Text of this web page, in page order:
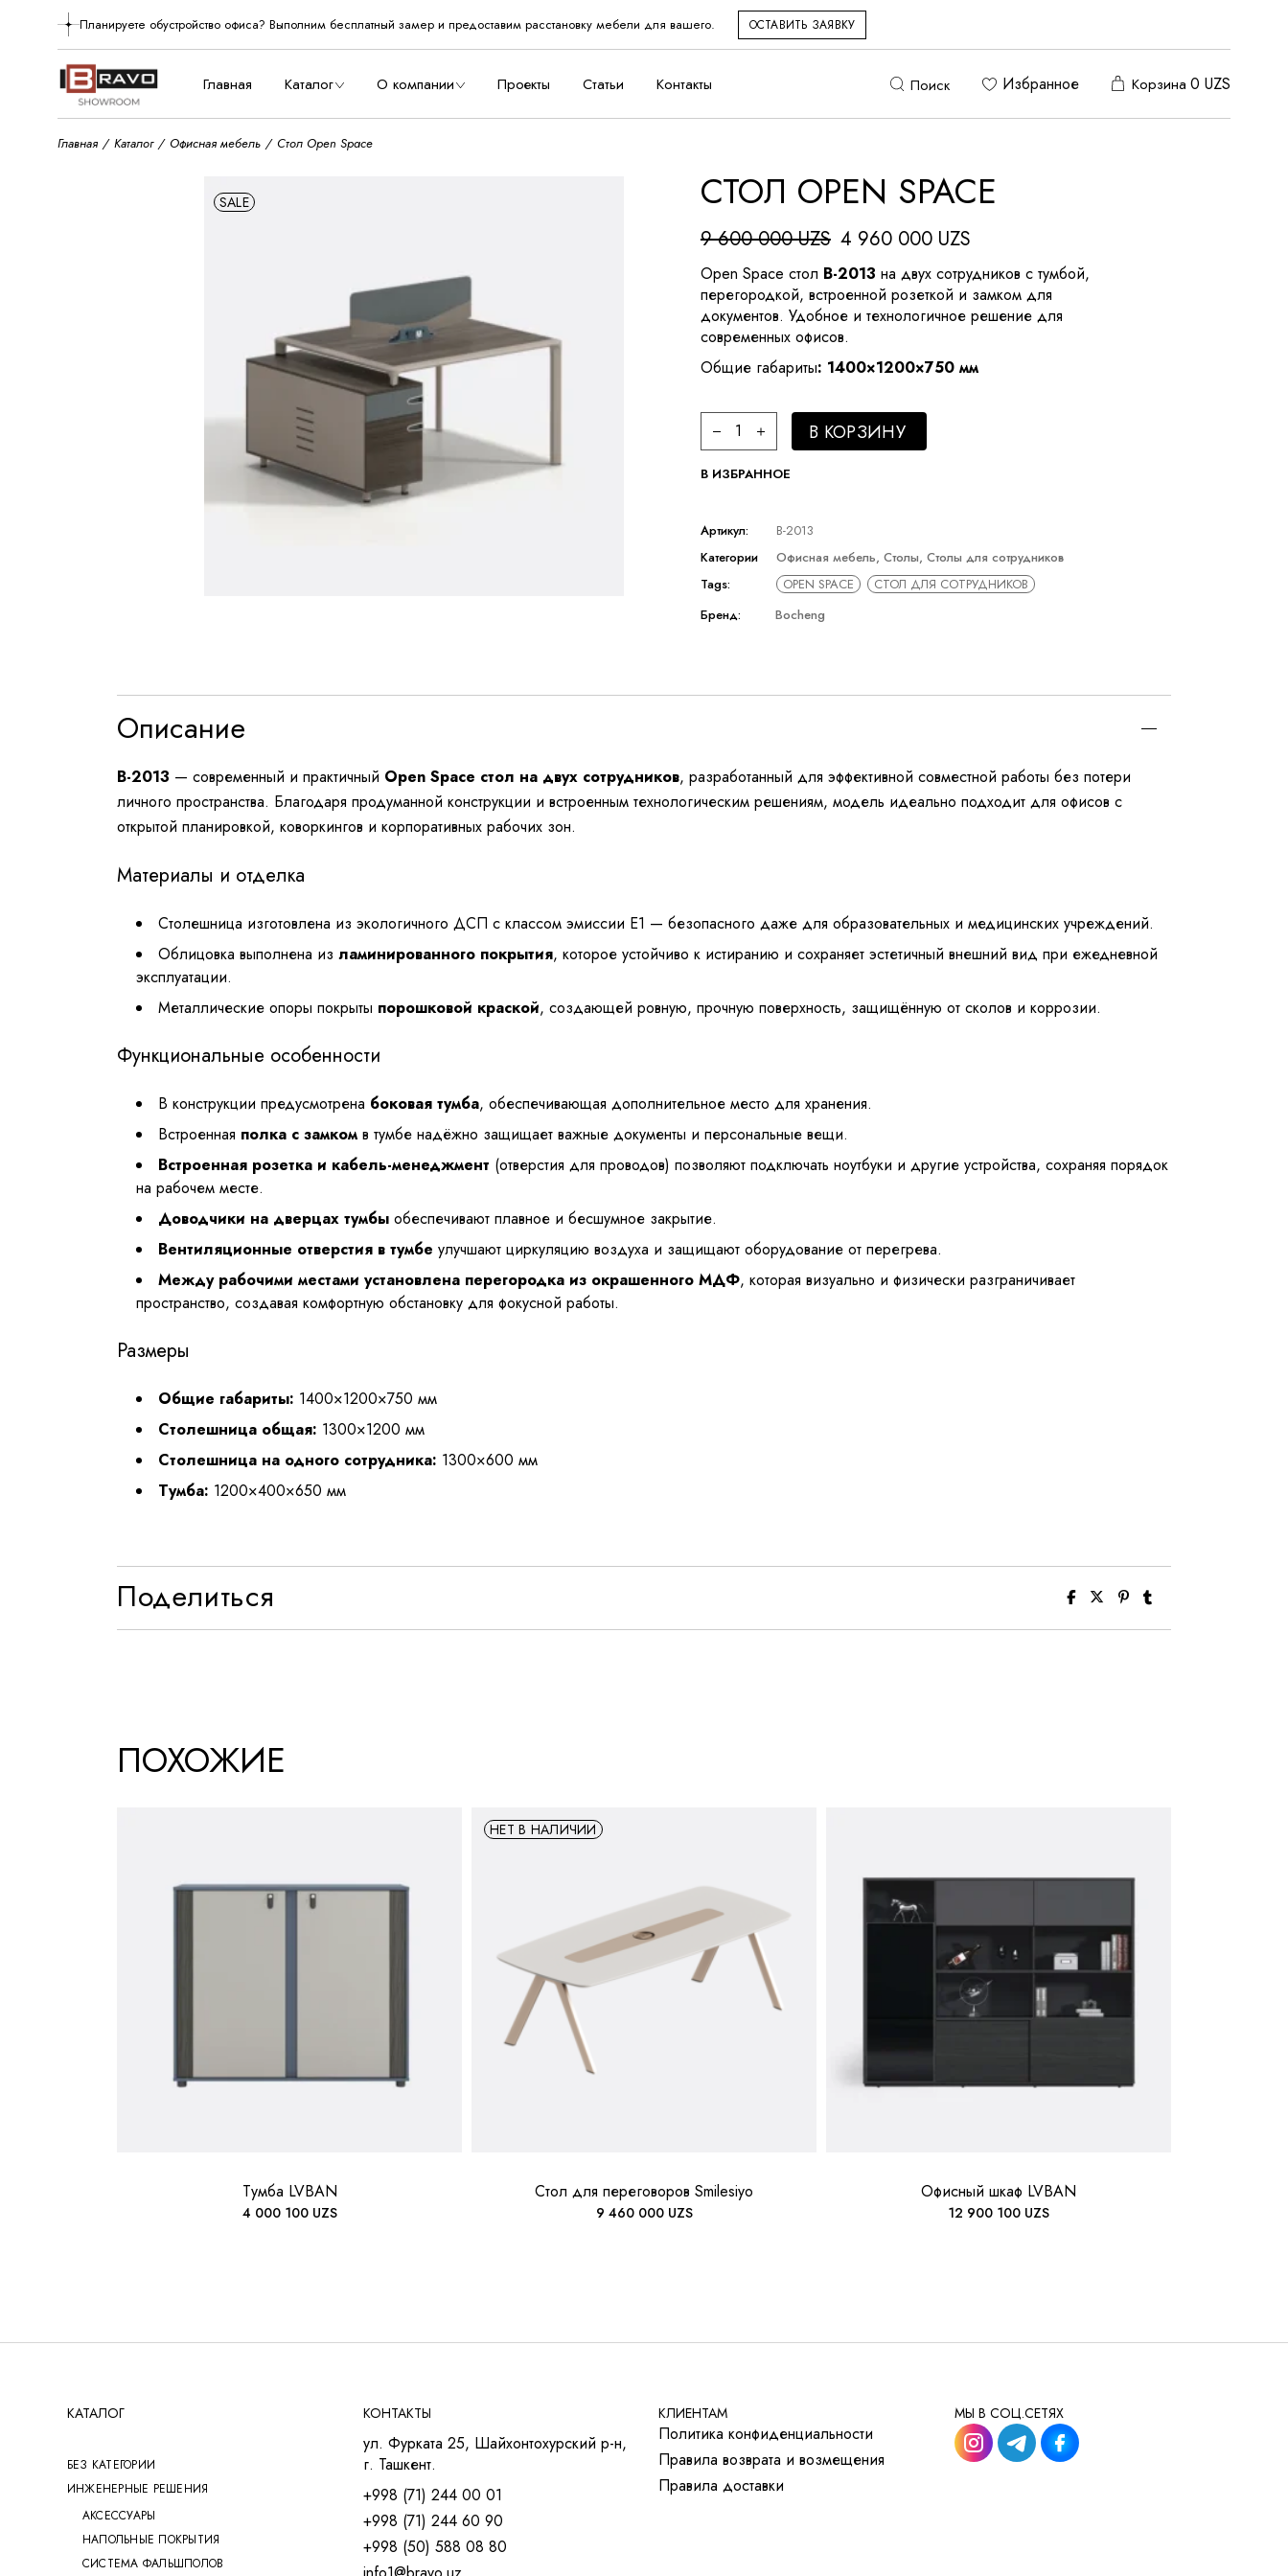
Планируете обустройство офиса? Выполним бесплатный замер и предоставим расстановку мебели для вашего. ОСТАВИТЬ ЗАЯВКУ
Главная Каталог О компании Проекты Статьи Контакты Поиск Избранное Корзина 0 UZS
О нас
Главная Каталог Офисная мебель Стол Open Space
SALE СТОЛ OPEN SPACE
9 600 000UZS
Первоначальная
цена
составляла
9
600
000 UZS.
4 960 000 UZS
Текущая
цена:
4
960
000 UZS.
Open Space стол B-2013 на двух сотрудников с тумбой,
перегородкой, встроенной розеткой и замком для
документов. Удобное и технологичное решение для
современных офисов.
Общие габариты: 1400×1200×750 мм
Стол Open Space quantity
В КОРЗИНУ
В ИЗБРАННОЕ
Артикул:
B-2013
Категории
Офисная мебель, Столы, Столы для сотрудников
Tags:
OPEN SPACE
СТОЛ ДЛЯ СОТРУДНИКОВ
Бренд:
Bocheng
Описание
B-2013 — современный и практичный Open Space стол на двух сотрудников, разработанный для эффективной совместной работы без потери
личного пространства. Благодаря продуманной конструкции и встроенным технологическим решениям, модель идеально подходит для офисов с
открытой планировкой, коворкингов и корпоративных рабочих зон.
Материалы и отделка
Столешница изготовлена из экологичного ДСП с классом эмиссии E1 — безопасного даже для образовательных и медицинских учреждений.
Облицовка выполнена из ламинированного покрытия, которое устойчиво к истиранию и сохраняет эстетичный внешний вид при ежедневной
эксплуатации.
Металлические опоры покрыты порошковой краской, создающей ровную, прочную поверхность, защищённую от сколов и коррозии.
Функциональные особенности
В конструкции предусмотрена боковая тумба, обеспечивающая дополнительное место для хранения.
Встроенная полка с замком в тумбе надёжно защищает важные документы и персональные вещи.
Встроенная розетка и кабель-менеджмент (отверстия для проводов) позволяют подключать ноутбуки и другие устройства, сохраняя порядок
на рабочем месте.
Доводчики на дверцах тумбы обеспечивают плавное и бесшумное закрытие.
Вентиляционные отверстия в тумбе улучшают циркуляцию воздуха и защищают оборудование от перегрева.
Между рабочими местами установлена перегородка из окрашенного МДФ, которая визуально и физически разграничивает
пространство, создавая комфортную обстановку для фокусной работы.
Размеры
Общие габариты: 1400×1200×750 мм
Столешница общая: 1300×1200 мм
Столешница на одного сотрудника: 1300×600 мм
Тумба: 1200×400×650 мм
Поделиться
ПОХОЖИЕ
Тумба LVBAN
4 000 100 UZS
НЕТ В НАЛИЧИИ
Стол для переговоров Smilesiyo
9 460 000 UZS
Офисный шкаф LVBAN
12 900 100 UZS
КАТАЛОГ
БЕЗ КАТЕГОРИИ
ИНЖЕНЕРНЫЕ РЕШЕНИЯ
АКСЕССУАРЫ
НАПОЛЬНЫЕ ПОКРЫТИЯ
СИСТЕМА ФАЛЬШПОЛОВ
КОНТАКТЫ
ул. Фурката 25, Шайхонтохурский р-н,
г. Ташкент.
+998 (71) 244 00 01
+998 (71) 244 60 90
+998 (50) 588 08 80
КЛИЕНТАМ
Политика конфиденциальности
Правила возврата и возмещения
Правила доставки
МЫ В СОЦ.СЕТЯХ